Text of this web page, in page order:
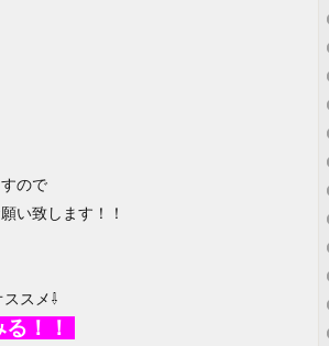
ので
い致します！！
スメ⇩
！！